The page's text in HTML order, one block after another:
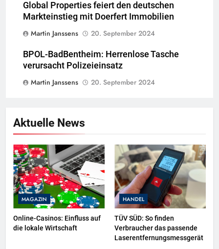
Global Properties feiert den deutschen
Markteinstieg mit Doerfert Immobilien
Martin Janssens
20. September 2024
BPOL-BadBentheim: Herrenlose Tasche
verursacht Polizeieinsatz
Martin Janssens
20. September 2024
Aktuelle News
MAGAZIN
Online-Casinos: Einfluss auf
die lokale Wirtschaft
HANDEL
TÜV SÜD: So finden
Verbraucher das passende
Laserentfernungsmessgerät